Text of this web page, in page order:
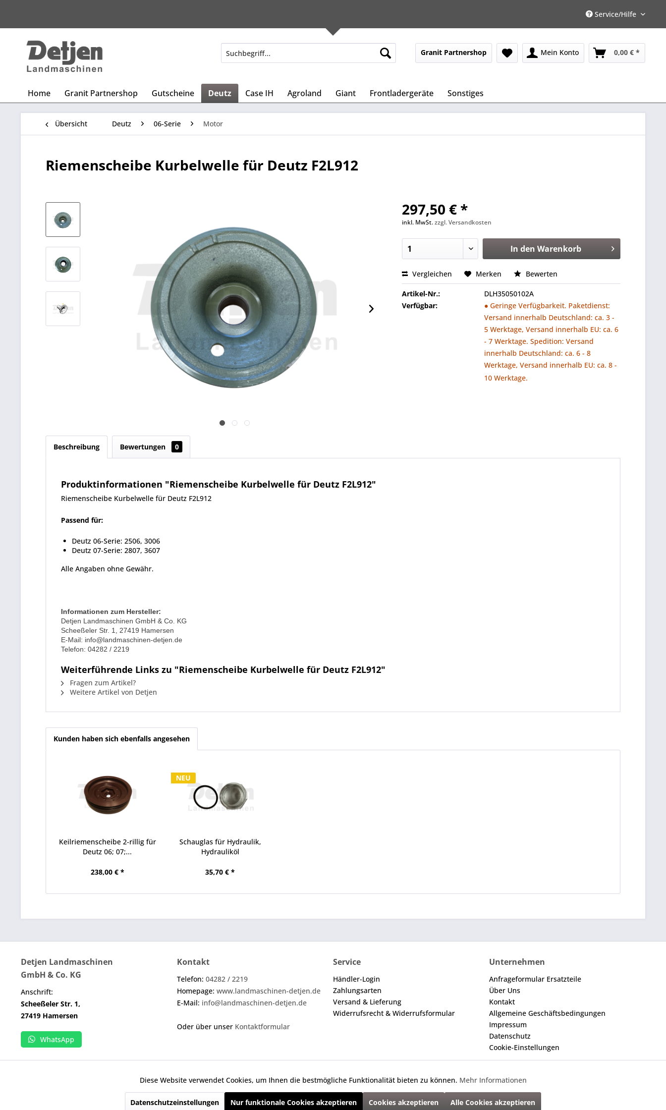
Service/Hilfe
Granit Partnershop Mein Konto 0,00 € *
Home Granit Partnershop Gutscheine Deutz Case IH Agroland Giant Frontladergeräte Sonstiges
Übersicht Deutz 06-Serie Motor
Riemenscheibe Kurbelwelle für Deutz F2L912
297,50 € *
inkl. MwSt.zzgl. Versandkosten
In den Warenkorb
Vergleichen Merken Bewerten
Artikel-Nr.:
DLH35050102A
Verfügbar:
● Geringe Verfügbarkeit. Paketdienst:
Versand innerhalb Deutschland: ca. 3 -
5 Werktage, Versand innerhalb EU: ca. 6
- 7 Werktage. Spedition: Versand
innerhalb Deutschland: ca. 6 - 8
Werktage, Versand innerhalb EU: ca. 8 -
10 Werktage.
Beschreibung Bewertungen 0
Produktinformationen "Riemenscheibe Kurbelwelle für Deutz F2L912"
Riemenscheibe Kurbelwelle für Deutz F2L912
Passend für:
Deutz 06-Serie: 2506, 3006
Deutz 07-Serie: 2807, 3607
Alle Angaben ohne Gewähr.
Informationen zum Hersteller:
Detjen Landmaschinen GmbH & Co. KG
Scheeßeler Str. 1, 27419 Hamersen
E-Mail: info@landmaschinen-detjen.de
Telefon: 04282 / 2219
Weiterführende Links zu "Riemenscheibe Kurbelwelle für Deutz F2L912"
Fragen zum Artikel?
Weitere Artikel von Detjen
Kunden haben sich ebenfalls angesehen
Keilriemenscheibe 2-rillig für
Deutz 06; 07;...
238,00 € *
NEU
Schauglas für Hydraulik,
Hydrauliköl
35,70 € *
Detjen Landmaschinen
GmbH & Co. KG
Anschrift:
Scheeßeler Str. 1,
27419 Hamersen
WhatsApp
Kontakt
Telefon: 04282 / 2219
Homepage: www.landmaschinen-detjen.de
E-Mail: info@landmaschinen-detjen.de
Oder über unser Kontaktformular
Service
Händler-Login
Zahlungsarten
Versand & Lieferung
Widerrufsrecht & Widerrufsformular
Unternehmen
Anfrageformular Ersatzteile
Über Uns
Kontakt
Allgemeine Geschäftsbedingungen
Impressum
Datenschutz
Cookie-Einstellungen
Diese Website verwendet Cookies, um Ihnen die bestmögliche Funktionalität bieten zu können. Mehr Informationen
Datenschutzeinstellungen Nur funktionale Cookies akzeptieren Cookies akzeptieren Alle Cookies akzeptieren